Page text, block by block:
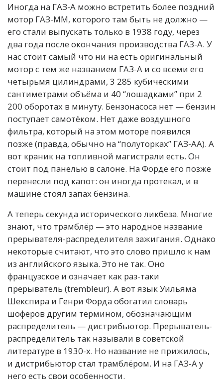
Иногда на ГАЗ-А можно встретить более поздний
мотор ГАЗ-ММ, которого там быть не должно —
его стали выпускать только в 1938 году, через
два года после окончания производства ГАЗ-А. У
нас стоит самый что ни на есть оригинальный
мотор с тем же названием ГАЗ-А и со всеми его
четырьмя цилиндрами, 3 285 кубическими
сантиметрами объёма и 40 “лошадками” при 2
200 оборотах в минуту. Бензонасоса нет — бензин
поступает самотёком. Нет даже воздушного
фильтра, который на этом моторе появился
позже (правда, обычно на “полуторках” ГАЗ-АА). А
вот краник на топливной магистрали есть. Он
стоит под панелью в салоне. На Форде его позже
перенесли под капот: он иногда протекал, и в
машине стоял запах бензина.
А теперь секунда исторического ликбеза. Многие
знают, что трамблёр — это народное название
прерывателя-распределителя зажигания. Однако
некоторые считают, что это слово пришло к нам
из английского языка. Это не так. Оно
французское и означает как раз-таки
прерыватель (trembleur). А вот язык Уильяма
Шекспира и Генри Форда обогатил словарь
шоферов другим термином, обозначающим
распределитель — дистрибьютор. Прерыватель-
распределитель так называли в советской
литературе в 1930-х. Но название не прижилось,
и дистрибьютор стал трамблёром. И на ГАЗ-А у
него есть свои особенности.